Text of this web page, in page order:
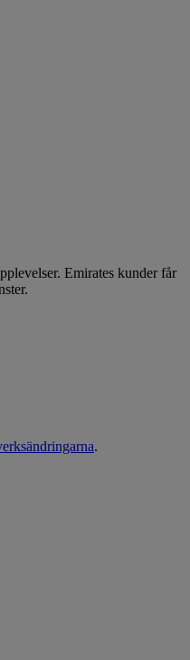
Emirates kunder får
.